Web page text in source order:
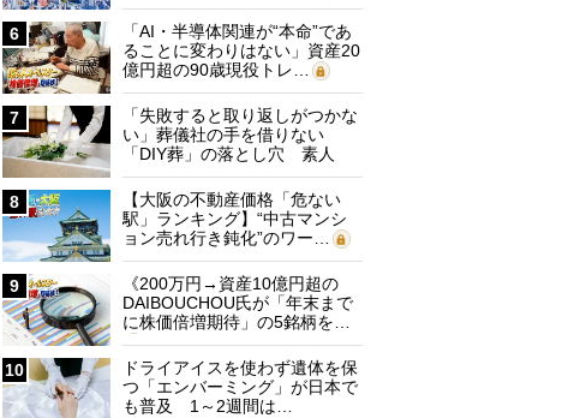
6
「AI・半導体関連が“本命”であ
ることに変わりはない」資産20
億円超の90歳現役トレ…
7
「失敗すると取り返しがつかな
い」葬儀社の手を借りない
「DIY葬」の落とし穴 素人
に…
8
【大阪の不動産価格「危ない
駅」ランキング】“中古マンシ
ョン売れ行き鈍化”のワー…
9
《200万円→資産10億円超の
DAIBOUCHOU氏が「年末まで
に株価倍増期待」の5銘柄を…
10
ドライアイスを使わず遺体を保
つ「エンバーミング」が日本で
も普及 1～2週間は…